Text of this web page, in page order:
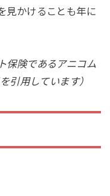
見かけることも年に
保険であるアニコム
引用しています）